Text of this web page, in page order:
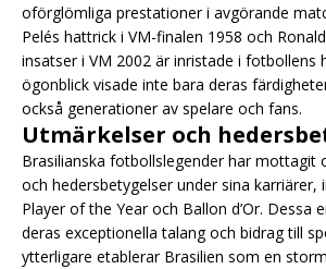
oförglömliga prestationer i avgörande
Pelés hattrick i VM-finalen 1958 och
insatser i VM 2002 är inristade i fotbollens
ögonblick visade inte bara deras
också generationer av spelare och fans.
Utmärkelser och
Brasilianska fotbollslegender har mottagit
och hedersbetygelser under sina karriärer,
Player of the Year och Ballon d’Or. Dessa
deras exceptionella talang och bidrag till
ytterligare etablerar Brasilien som en